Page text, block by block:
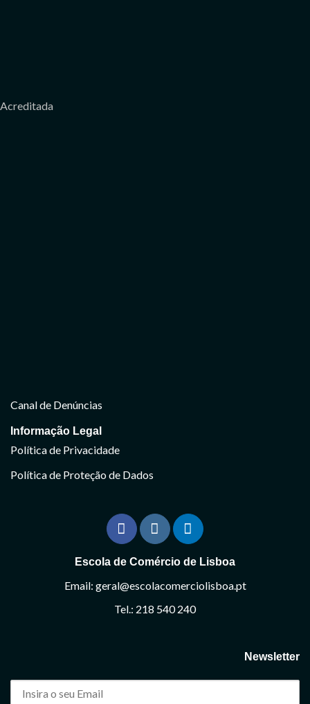
Acreditada
Canal de Denúncias
Informação Legal
Política de Privacidade
Política de Proteção de Dados
Escola de Comércio de Lisboa
Email: geral@escolacomerciolisboa.pt
Tel.: 218 540 240
Newsletter